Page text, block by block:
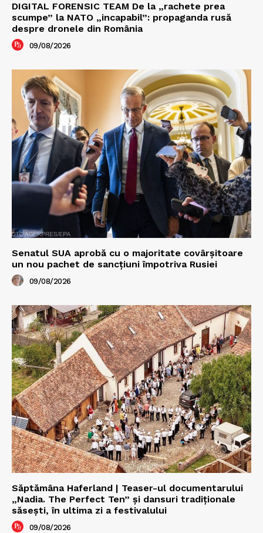
DIGITAL FORENSIC TEAM De la „rachete prea
scumpe” la NATO „incapabil”: propaganda rusă
despre dronele din România
09/08/2026
Senatul SUA aprobă cu o majoritate covârșitoare
un nou pachet de sancțiuni împotriva Rusiei
09/08/2026
Săptămâna Haferland | Teaser-ul documentarului
„Nadia. The Perfect Ten” şi dansuri tradiţionale
săseşti, în ultima zi a festivalului
09/08/2026